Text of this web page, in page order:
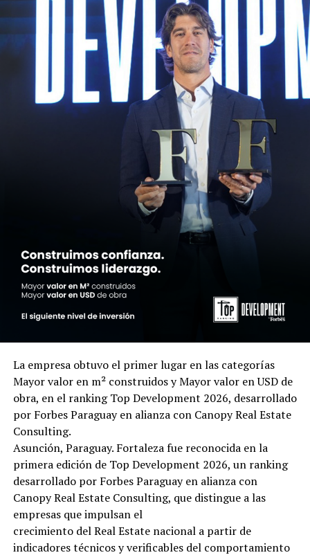
La empresa obtuvo el primer lugar en las categorías
Mayor valor en m² construidos y Mayor valor en USD de
obra, en el ranking Top Development 2026, desarrollado
por Forbes Paraguay en alianza con Canopy Real Estate
Consulting.
Asunción, Paraguay. Fortaleza fue reconocida en la
primera edición de Top Development 2026, un ranking
desarrollado por Forbes Paraguay en alianza con
Canopy Real Estate Consulting, que distingue a las
empresas que impulsan el
crecimiento del Real Estate nacional a partir de
indicadores técnicos y verificables del comportamiento